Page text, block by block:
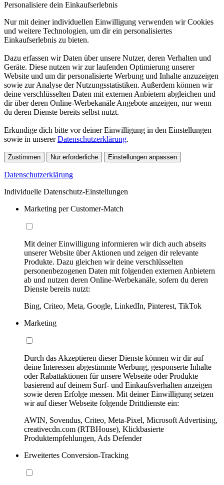
Personalisiere dein Einkaufserlebnis
Nur mit deiner individuellen Einwilligung verwenden wir Cookies
und weitere Technologien, um dir ein personalisiertes
Einkaufserlebnis zu bieten.
Dazu erfassen wir Daten über unsere Nutzer, deren Verhalten und
Geräte. Diese nutzen wir zur laufenden Optimierung unserer
Website und um dir personalisierte Werbung und Inhalte anzuzeigen
sowie zur Analyse der Nutzungsstatistiken. Außerdem können wir
deine verschlüsselten Daten mit externen Anbietern abgleichen und
dir über deren Online-Werbekanäle Angebote anzeigen, nur wenn
du deren Dienste bereits selbst nutzt.
Erkundige dich bitte vor deiner Einwilligung in den Einstellungen
sowie in unsererDatenschutzerklärung.
Zustimmen Nur erforderliche Einstellungen anpassen
Datenschutzerklärung
Individuelle Datenschutz-Einstellungen
Marketing per Customer-Match
Mit deiner Einwilligung informieren wir dich auch abseits
unserer Website über Aktionen und zeigen dir relevante
Produkte. Dazu gleichen wir deine verschlüsselten
personenbezogenen Daten mit folgenden externen Anbietern
ab und nutzen deren Online-Werbekanäle, sofern du deren
Dienste bereits nutzt:
Bing, Criteo, Meta, Google, LinkedIn, Pinterest, TikTok
Marketing
Durch das Akzeptieren dieser Dienste können wir dir auf
deine Interessen abgestimmte Werbung, gesponserte Inhalte
oder Rabattaktionen für unsere Webseite oder Produkte
basierend auf deinem Surf- und Einkaufsverhalten anzeigen
sowie deren Erfolge messen. Mit deiner Einwilligung setzen
wir auf dieser Webseite folgende Drittdienste ein:
AWIN, Sovendus, Criteo, Meta-Pixel, Microsoft Advertising,
creativecdn.com (RTBHouse), Klickbasierte
Produktempfehlungen, Ads Defender
Erweitertes Conversion-Tracking